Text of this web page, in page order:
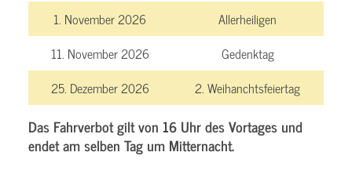
1. November 2026
Allerheiligen
11. November 2026
Gedenktag
25. Dezember 2026
2. Weihanchtsfeiertag
Das Fahrverbot gilt von 16 Uhr des Vortages und
endet am selben Tag um Mitternacht.